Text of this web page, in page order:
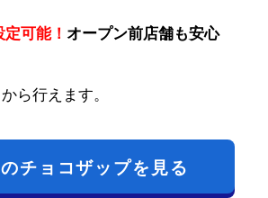
可能！ オープン前店舗も安心
から行えます。
チョコザップを見る